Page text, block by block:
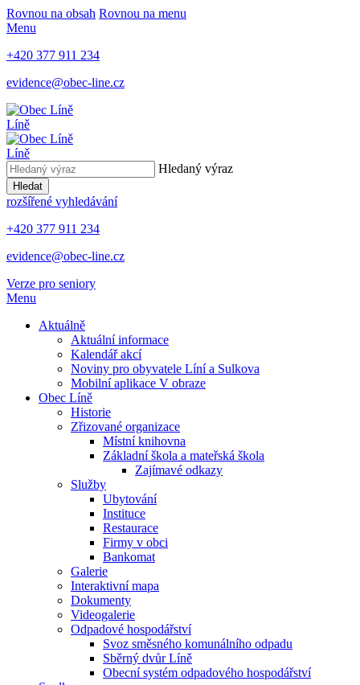
Rovnou na obsah Rovnou na menu
Menu
+420 377 911 234
evidence@obec-line.cz
Líně
Líně
Hledaný výraz
Hledat
rozšířené vyhledávání
+420 377 911 234
evidence@obec-line.cz
Verze pro seniory
Menu
Aktuálně
Aktuální informace
Kalendář akcí
Noviny pro obyvatele Líní a Sulkova
Mobilní aplikace V obraze
Obec Líně
Historie
Zřizované organizace
Místní knihovna
Základní škola a mateřská škola
Zajímavé odkazy
Služby
Ubytování
Instituce
Restaurace
Firmy v obci
Bankomat
Galerie
Interaktivní mapa
Dokumenty
Videogalerie
Odpadové hospodářství
Svoz směsného komunálního odpadu
Sběrný dvůr Líně
Obecní systém odpadového hospodářství